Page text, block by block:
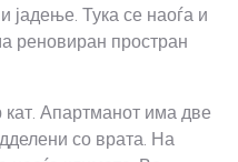
јадење. Тука се наоѓа и
реновиран простран
кат. Апартманот има две
со врата. На